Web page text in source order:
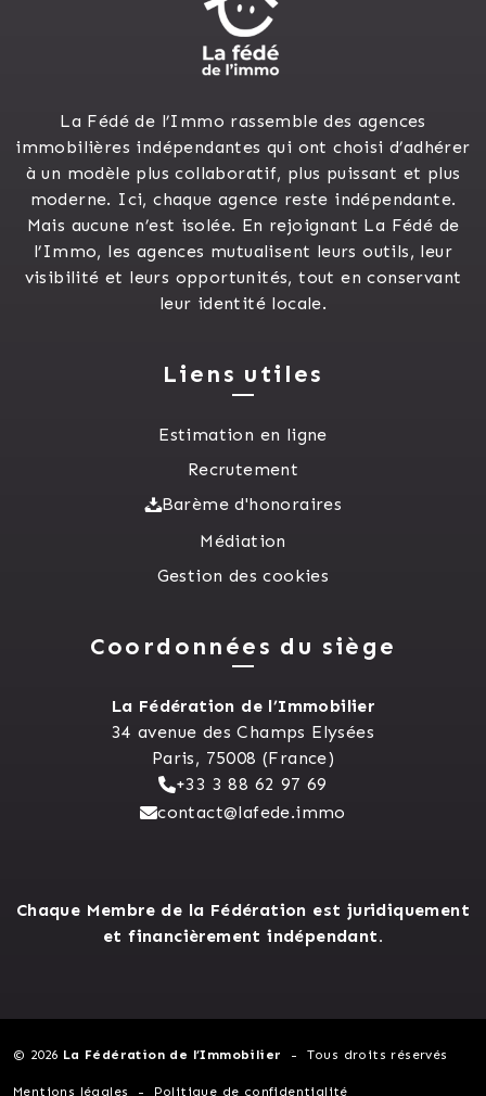
La Fédé de l’Immo rassemble des agences
immobilières indépendantes qui ont choisi d’adhérer
à un modèle plus collaboratif, plus puissant et plus
moderne. Ici, chaque agence reste indépendante.
Mais aucune n’est isolée. En rejoignant La Fédé de
l’Immo, les agences mutualisent leurs outils, leur
visibilité et leurs opportunités, tout en conservant
leur identité locale.
Liens utiles
Estimation en ligne
Recrutement
Barème d'honoraires
Médiation
Gestion des cookies
Coordonnées du siège
La Fédération de l’Immobilier
34 avenue des Champs Elysées
Paris, 75008 (France)
+33 3 88 62 97 69
contact@lafede.immo
Chaque Membre de la Fédération est juridiquement
et financièrement indépendant.
© 2026 La Fédération de l’Immobilier Tous droits réservés
Mentions légales Politique de confidentialité